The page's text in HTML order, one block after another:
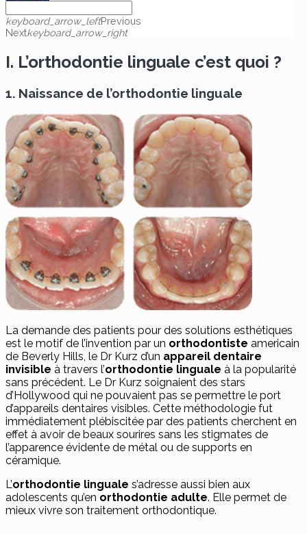
keyboard_arrow_leftPrevious
Nextkeyboard_arrow_right
I. L’orthodontie linguale c’est quoi ?
1. Naissance de l’orthodontie linguale
La demande des patients pour des solutions esthétiques
est le motif de l’invention par un orthodontiste americain
de Beverly Hills, le Dr Kurz d’un appareil dentaire
invisible à travers l’orthodontie linguale à la popularité
sans précédent. Le Dr Kurz soignaient des stars
d’Hollywood qui ne pouvaient pas se permettre le port
d’appareils dentaires visibles. Cette méthodologie fut
immédiatement plébiscitée par des patients cherchent en
effet à avoir de beaux sourires sans les stigmates de
l’apparence évidente de métal ou de supports en
céramique.
L’orthodontie linguale s’adresse aussi bien aux
adolescents qu’en orthodontie adulte. Elle permet de
mieux vivre son traitement orthodontique.